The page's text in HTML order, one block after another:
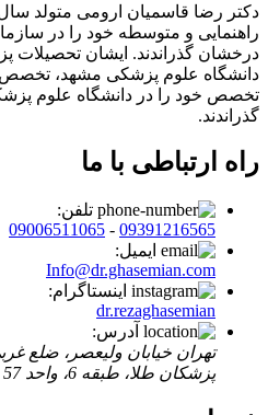
راهنمایی و متوسطه خود را در
درخشان گذراندند. ایشان تحصیلات
دانشگاه علوم پزشکی مشهد،
تخصص خود را در دانشگاه علوم
گذراندند.
راه ارتباطی با ما
تلفن:
09391216565
-
09006511065
ایمیل:
Info@dr.ghasemian.com
اینستاگرام:
dr.rezaghasemian
آدرس:
تهران خیابان ولیعصر، ضلع
پزشکان طلا، طبقه 6، واحد 57